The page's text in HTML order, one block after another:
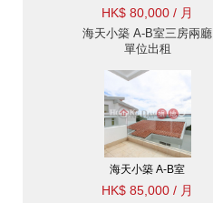
HK$ 80,000 / 月
海天小築 A-B室三房兩廳
單位出租
海天小築 A-B室
HK$ 85,000 / 月